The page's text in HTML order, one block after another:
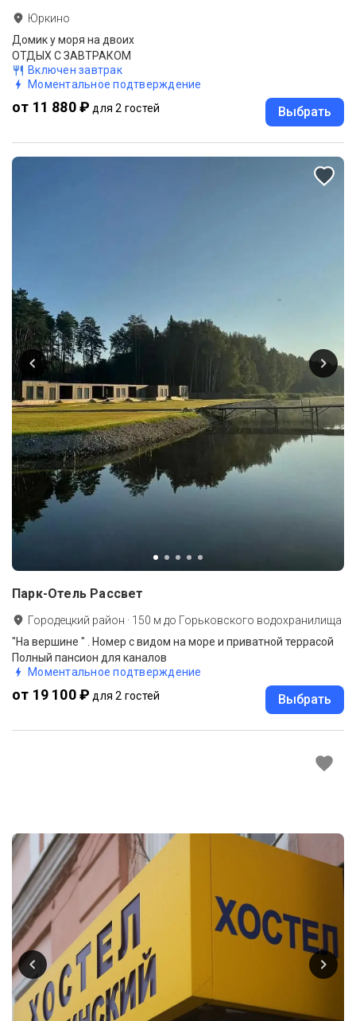
Юркино
Домик у моря на двоих
ОТДЫХ С ЗАВТРАКОМ
Включен завтрак
Моментальное подтверждение
от 11 880 ₽ для 2 гостей Выбрать
Парк-Отель Рассвет
Городецкий район · 150 м до Горьковского водохранилища
"На вершине " . Номер с видом на море и приватной террасой
Полный пансион для каналов
Моментальное подтверждение
от 19 100 ₽ для 2 гостей Выбрать